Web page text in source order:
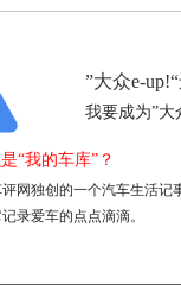
”大众e-
我要成为”大
“我的车库”？
网独创的一个汽车生活记
录爱车的点点滴滴。